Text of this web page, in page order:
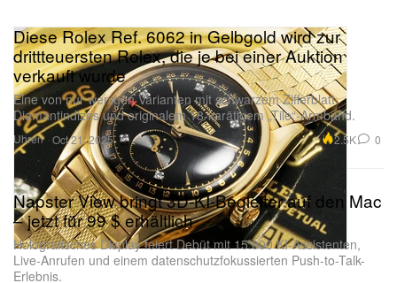
Uhren
Diese Rolex Ref. 6062 in Gelbgold wird zur
drittteuersten Rolex, die je bei einer Auktion
verkauft wurde
Eine von nur wenigen Varianten mit schwarzem Zifferblatt,
Diamantindizes und originalem 18-karätigem „Tile“-Armband.
Oct 21, 2025 2.5K 0
Napster View bringt 3D-KI-Begleiter auf den Mac
– jetzt für 99 $ erhältlich
Holografisches Display feiert Debüt mit 15.000 KI-Assistenten,
Live-Anrufen und einem datenschutzfokussierten Push-to-Talk-
Erlebnis.